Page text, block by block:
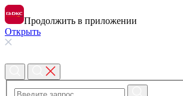
Продолжить в приложении
Открыть